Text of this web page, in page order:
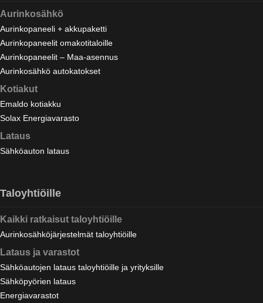
Aurinkosähkö
Aurinkopaneeli + akkupaketti
Aurinkopaneelit omakotitaloille
Aurinkopaneelit – Maa-asennus
Aurinkosähkö autokatokset
Kotiakut
Emaldo kotiakku
Solax Energiavarasto
Lataus
Sähköauton lataus
Taloyhtiöille
Kaikki ratkaisut taloyhtiöille
Aurinkosähköjärjestelmät taloyhtiöille
Lataus ja varastot
Sähköautojen lataus taloyhtiöille ja yrityksille
Sähköpyörien lataus
Energiavarastot